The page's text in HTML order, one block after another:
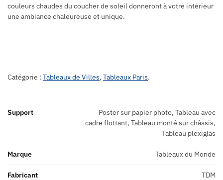
couleurs chaudes du coucher de soleil donneront à votre intérieur
une ambiance chaleureuse et unique.
Catégorie : Tableaux de Villes, Tableaux Paris.
Support
Poster sur papier photo, Tableau avec
cadre flottant, Tableau monté sur châssis,
Tableau plexiglas
Marque Tableaux du Monde
Fabricant TDM